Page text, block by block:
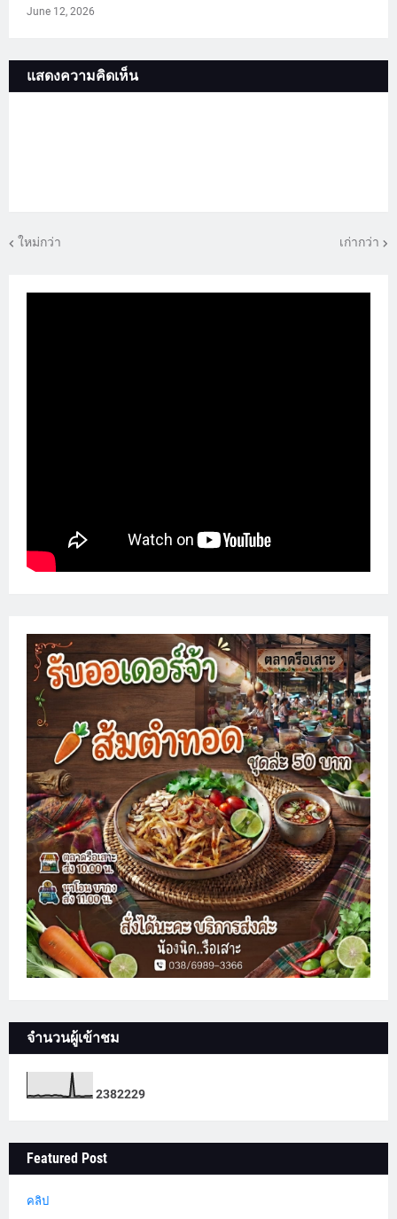
June 12, 2026
แสดงความคิดเห็น
ใหม่กว่า เก่ากว่า
จำนวนผู้เข้าชม
2382229
Featured Post
คลิป